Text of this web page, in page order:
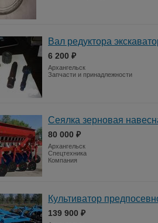
Вал редуктора
6 200 ₽
Архангельск
Запчасти и принадлежности
Сеялка зерновая
80 000 ₽
Архангельск
Спецтехника
Компания
Культиватор
139 900 ₽